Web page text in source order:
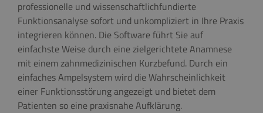
professionelle und wissenschaftlichfundierte
Funktionsanalyse sofort und unkompliziert in Ihre Praxis
integrieren können. Die Software führt Sie auf
einfachste Weise durch eine zielgerichtete Anamnese
mit einem zahnmedizinischen Kurzbefund. Durch ein
einfaches Ampelsystem wird die Wahrscheinlichkeit
einer Funktionsstörung angezeigt und bietet dem
Patienten so eine praxisnahe Aufklärung.